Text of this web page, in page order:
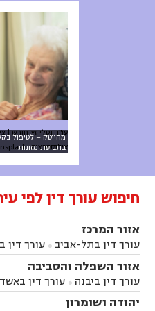
מהייטק – לטיפול
בתביעת מזונות
עו"ד נטלי זץ-חורש |
אילוסטרציה: Age Cymru on Unsplash
חיפוש עורך דין לפי
אזור המרכז
עורך דין בתל-אביב  עורך דין
ברק עורך דין בפתח תקווה
עורך דין ברחובות עורך דין
במודיעין
עורך דין בהרצליה
דין בקרית אונו
אזור השפלה והסביבה
עורך דין ביבנה  עורך דין
עורך דין בראשון לציון עורך יהודה ושומרון